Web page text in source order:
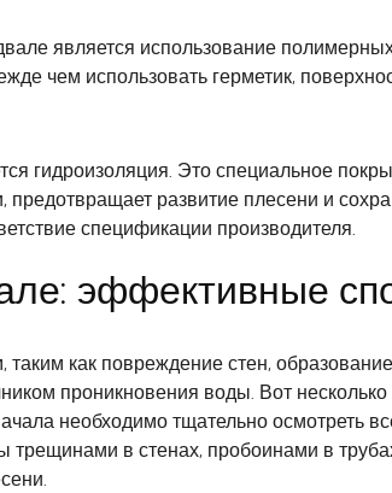
является использование
чем использовать герметик,
гидроизоляция. Это специальное
развитие плесени и
спецификации производителя.
эффективные
как повреждение стен,
проникновения воды. Вот
необходимо тщательно осмотреть
трещинами в стенах, пробоинами в